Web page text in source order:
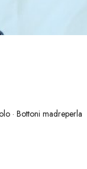
· Bottoni madreperla
€.
€.